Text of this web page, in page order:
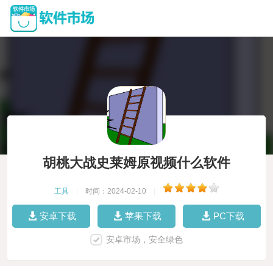
胡桃大战史莱姆原视频什么软件
工具 时间：2024-02-10
安卓下载 苹果下载 PC下载
安卓市场，安全绿色